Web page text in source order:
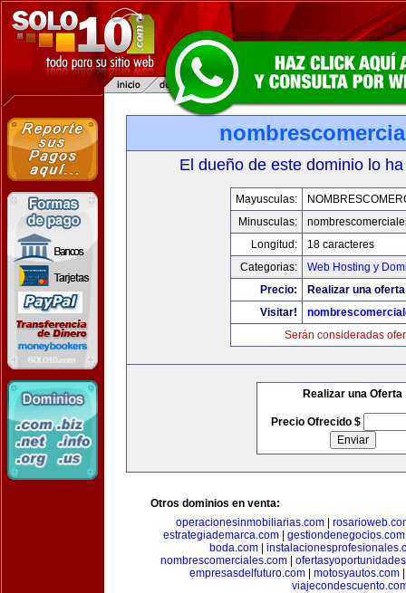
El dueño de este dominio lo
Mayusculas:
Minusculas:
Longitud:
18 caracteres
Categorias:
Web Hosting y
Precio:
Realizar una
Visitar!
Serán consideradas
Realizar una Oferta
Precio Ofrecido $
Otros dominios en venta:
operacionesinmobiliarias.com
estrategiademarca.com| gestiondenegocios.com
boda.com|
nombrescomerciales.com
empresasdelfuturo.com| motosyautos.com